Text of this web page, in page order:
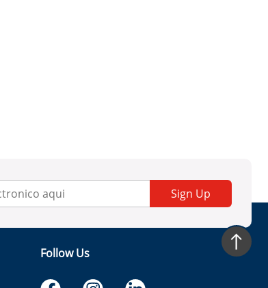
Sign Up
Follow Us